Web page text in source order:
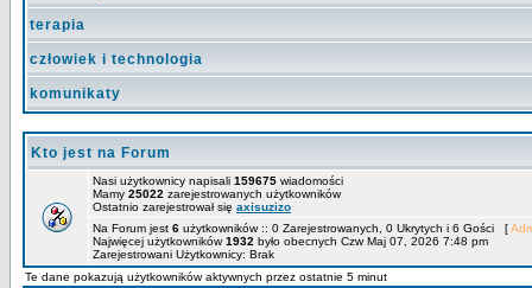
terapia
człowiek i technologia
komunikaty
Kto jest na Forum
Nasi użytkownicy napisali 159675 wiadomości
Mamy 25022 zarejestrowanych użytkowników
Ostatnio zarejestrował się axisuzizo
Na Forum jest 6 użytkowników :: 0 Zarejestrowanych, 0 Ukrytych i 6 Gości [
Najwięcej użytkowników1932 było obecnych Czw Maj 07, 2026 7:48 pm
Zarejestrowani Użytkownicy: Brak
Te dane pokazują użytkowników aktywnych przez ostatnie 5 minut